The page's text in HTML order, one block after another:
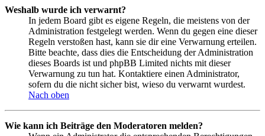
Weshalb wurde ich verwarnt?
In jedem Board gibt es eigene Regeln, die meistens von der
Administration festgelegt werden. Wenn du gegen eine dieser
Regeln verstoßen hast, kann sie dir eine Verwarnung erteilen.
Bitte beachte, dass dies die Entscheidung der Administration
dieses Boards ist und phpBB Limited nichts mit dieser
Verwarnung zu tun hat. Kontaktiere einen Administrator,
sofern du die nicht sicher bist, wieso du verwarnt wurdest.
Nach oben
Wie kann ich Beiträge den Moderatoren melden?